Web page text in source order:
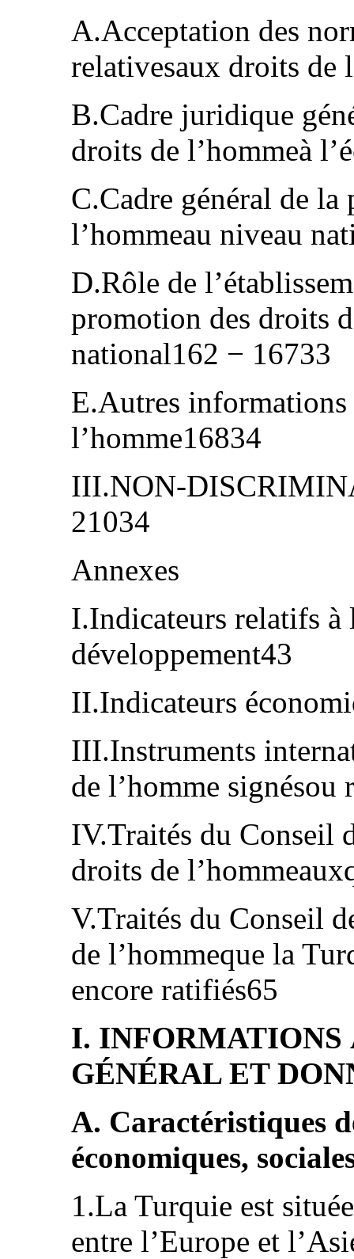
A.Acceptation des
relativesaux droits de
B.Cadre juridique
droits de l’hommeà
C.Cadre général de
l’hommeau niveau
D.Rôle de
promotion des droits
national162 − 16733
E.Autres
l’homme16834
III.NON-
21034
Annexes
I.Indicateurs relatifs à
développement43
II.Indicateurs
III.Instruments
de l’homme
IV.Traités du Conseil
droits de
V.Traités du Conseil
de l’hommeque la
encore ratifiés65
I. INFORMATIONS
GÉNÉRAL ET
A. Caractéristiques
économiques,
1.La Turquie est
entre l’Europe et